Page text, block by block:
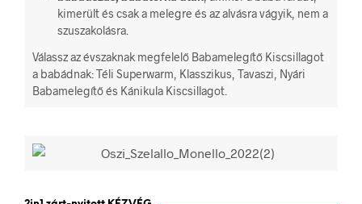
kimerült és csak a melegre és az alvásra vágyik, nem a
szuszakolásra.
Válassz az évszaknak megfelelő Babamelegítő Kiscsillagot
a babádnak: Téli Superwarm, Klasszikus, Tavaszi, Nyári
Babamelegítő és Kánikula Kiscsillagot.